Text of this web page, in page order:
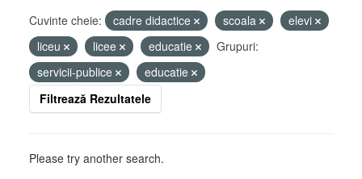
Cuvinte cheie: cadre didactice scoala
elevi
liceu
licee educatie
Grupuri:
servicii-publice
educatie
Filtrează Rezultatele
Please try another search.